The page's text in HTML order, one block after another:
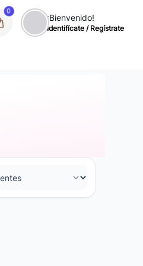
0
¡Bienvenido!
Identifícate / Regístrate